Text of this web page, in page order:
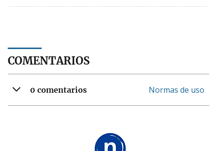
COMENTARIOS
0 comentarios Normas de uso